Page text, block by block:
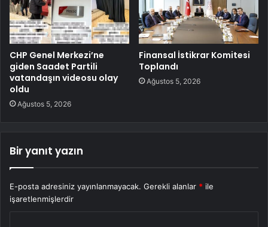
CHP Genel Merkezi’ne
giden Saadet Partili
vatandaşın videosu olay
oldu
Ağustos 5, 2026
Finansal İstikrar Komitesi
Toplandı
Ağustos 5, 2026
Bir yanıt yazın
E-posta adresiniz yayınlanmayacak. Gerekli alanlar * ile
işaretlenmişlerdir